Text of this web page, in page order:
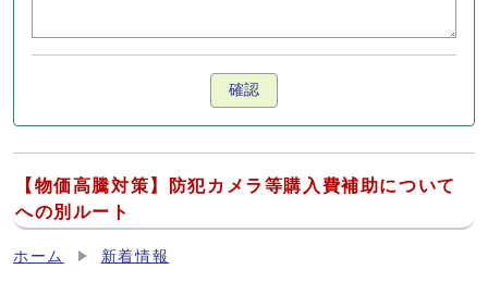
確認
【物価高騰対策】防犯カメラ等購入費補助について
への別ルート
ホーム 新着情報